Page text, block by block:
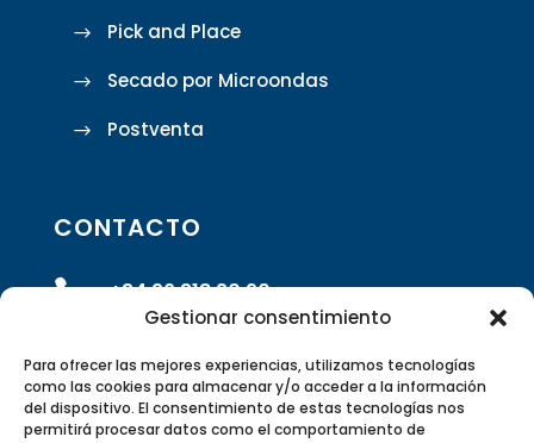
Gestionar consentimiento
Para ofrecer las mejores experiencias, utilizamos tecnologías
como las cookies para almacenar y/o acceder a la información
del dispositivo. El consentimiento de estas tecnologías nos
permitirá procesar datos como el comportamiento de
Pick and Place
Secado por Microondas
Postventa
CONTACTO
 +34 96 318 20 90
 info@rivasrobotics.com
 Envíanos un formulario